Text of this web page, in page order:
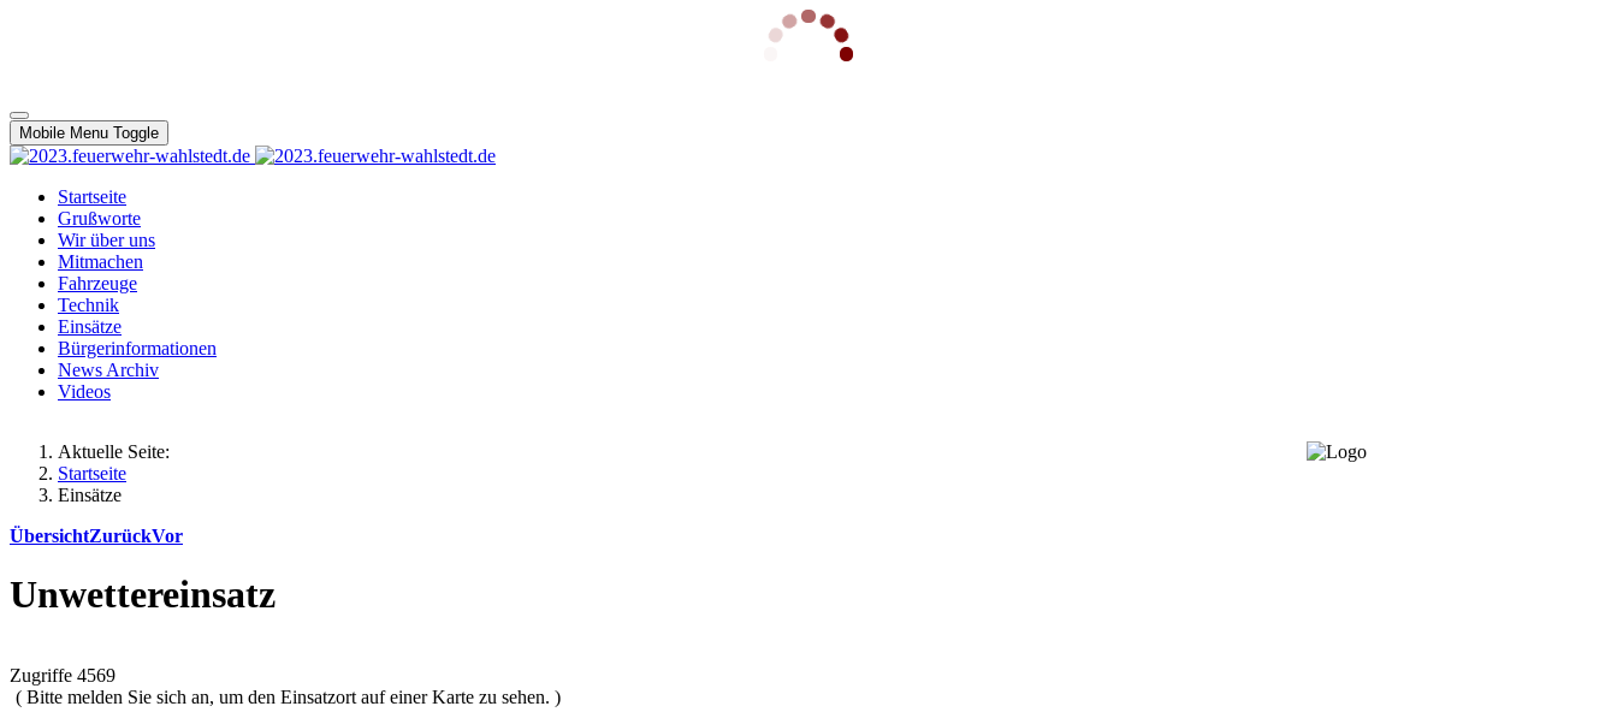
Mobile Menu Toggle
Startseite
Grußworte
Wir über uns
Mitmachen
Fahrzeuge
Technik
Einsätze
Bürgerinformationen
News Archiv
Videos
Aktuelle Seite:
Startseite
Einsätze
ÜbersichtZurückVor
Unwettereinsatz
Zugriffe 4569
( Bitte melden Sie sich an, um den Einsatzort auf einer Karte zu sehen. )